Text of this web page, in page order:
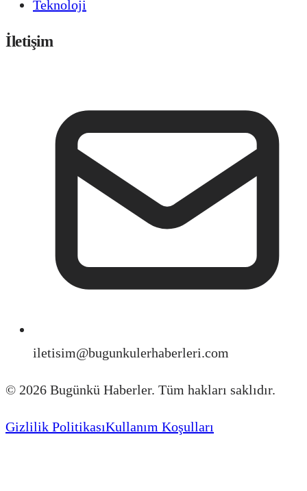
Teknoloji
İletişim
iletisim@bugunkulerhaberleri.com
© 2026 Bugünkü Haberler. Tüm hakları saklıdır.
Gizlilik PolitikasıKullanım Koşulları